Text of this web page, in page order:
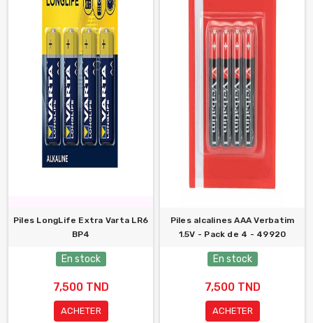
Piles LongLife Extra Varta LR6
BP4
En stock
7,500 TND
ACHETER
Piles alcalines AAA Verbatim
1.5V - Pack de 4 - 49920
En stock
7,500 TND
ACHETER